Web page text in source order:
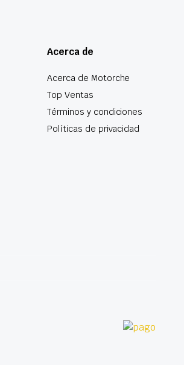
Acerca de
Acerca de Motorche
Top Ventas
Términos y condiciones
Políticas de privacidad